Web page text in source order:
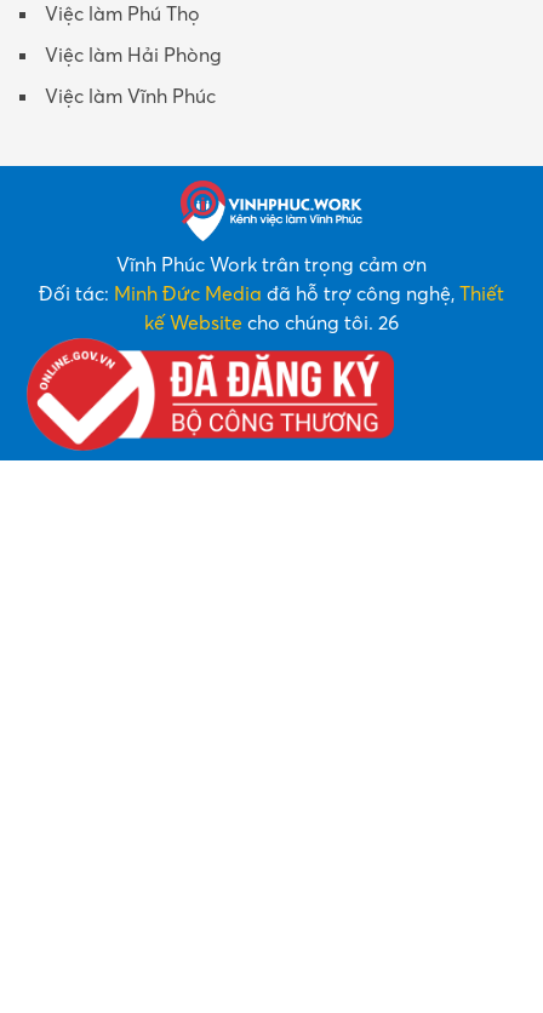
Việc làm Phú Thọ
Việc làm Hải Phòng
Việc làm Vĩnh Phúc
Vĩnh Phúc Work trân trọng cảm ơn
Đối tác: Minh Đức Media đã hỗ trợ công nghệ, Thiết
kế Website cho chúng tôi. 26